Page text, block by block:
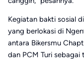
Kegiatan bakti sosial
yang berlokasi di
antara Bikersmu
dan PCM Turi sebagai